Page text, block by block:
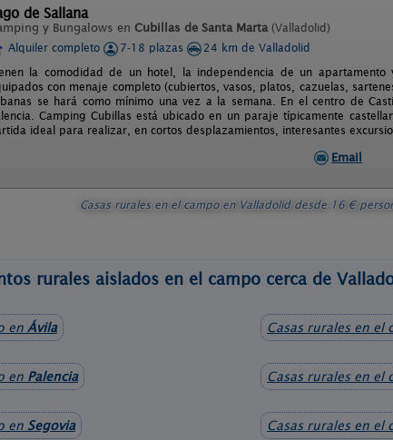
de Sallana
y Bungalows en Cubillas de Santa Marta (Valladolid)
Alquiler completo
7-18 plazas
24 km de Valladolid
la comodidad de un hotel, la independencia de un
con menaje completo (cubiertos, vasos, platos, cazuelas,
se hará como mínimo una vez a la semana. En el centro de
Camping Cubillas está ubicado en un paraje típicamente
ideal para realizar, en cortos desplazamientos, interesantes
Email
Casas rurales en el campo en Valladoliddesde 16€
rurales aislados en el campo cerca de
en Ávila Casas rurales en el
en Palencia Casas rurales en el
en Segovia Casas rurales en el